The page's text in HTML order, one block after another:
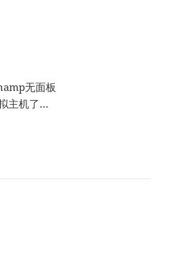
无面板
主机了…